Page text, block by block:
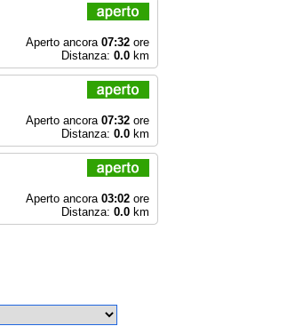
Aperto ancora 07:32ore
Distanza: 0.0km
Aperto ancora 07:32ore
Distanza: 0.0km
Aperto ancora 03:02ore
Distanza: 0.0km